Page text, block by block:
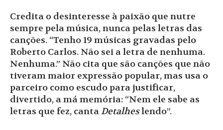
Credita o desinteresse à paixão que nutre
sempre pela música, nunca pelas letras das
canções. “Tenho 19 músicas gravadas pelo
Roberto Carlos. Não sei a letra de nenhuma.
Nenhuma.” Não cita que são canções que não
tiveram maior expressão popular, mas usa o
parceiro como escudo para justificar,
divertido, a má memória: “Nem ele sabe as
letras que fez, canta Detalheslendo”.